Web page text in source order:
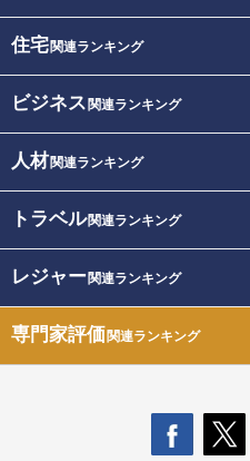
住宅関連ランキング
ビジネス 関連ランキング
人材関連ランキング
トラベル関連ランキング
レジャー関連ランキング
専門家評価関連ランキング